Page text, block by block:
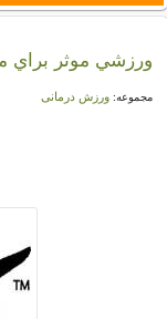
ورزشي موثر براي
مجموعه:ورزش درمانی